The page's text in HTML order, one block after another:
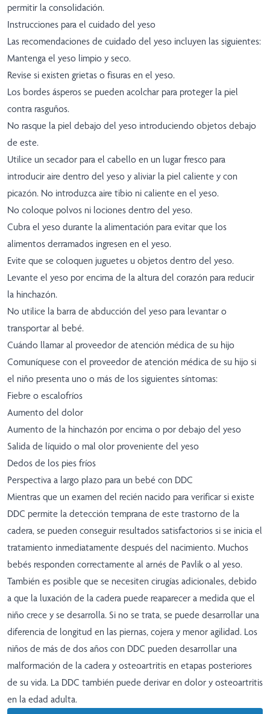
permitir la consolidación.
Instrucciones para el cuidado del yeso
Las recomendaciones de cuidado del yeso incluyen las siguientes:
Mantenga el yeso limpio y seco.
Revise si existen grietas o fisuras en el yeso.
Los bordes ásperos se pueden acolchar para proteger la piel
contra rasguños.
No rasque la piel debajo del yeso introduciendo objetos debajo
de este.
Utilice un secador para el cabello en un lugar fresco para
introducir aire dentro del yeso y aliviar la piel caliente y con
picazón. No introduzca aire tibio ni caliente en el yeso.
No coloque polvos ni lociones dentro del yeso.
Cubra el yeso durante la alimentación para evitar que los
alimentos derramados ingresen en el yeso.
Evite que se coloquen juguetes u objetos dentro del yeso.
Levante el yeso por encima de la altura del corazón para reducir
la hinchazón.
No utilice la barra de abducción del yeso para levantar o
transportar al bebé.
Cuándo llamar al proveedor de atención médica de su hijo
Comuníquese con el proveedor de atención médica de su hijo si
el niño presenta uno o más de los siguientes síntomas:
Fiebre o escalofríos
Aumento del dolor
Aumento de la hinchazón por encima o por debajo del yeso
Salida de líquido o mal olor proveniente del yeso
Dedos de los pies fríos
Perspectiva a largo plazo para un bebé con DDC
Mientras que un examen del recién nacido para verificar si existe
DDC permite la detección temprana de este trastorno de la
cadera, se pueden conseguir resultados satisfactorios si se inicia el
tratamiento inmediatamente después del nacimiento. Muchos
bebés responden correctamente al arnés de Pavlik o al yeso.
También es posible que se necesiten cirugías adicionales, debido
a que la luxación de la cadera puede reaparecer a medida que el
niño crece y se desarrolla. Si no se trata, se puede desarrollar una
diferencia de longitud en las piernas, cojera y menor agilidad. Los
niños de más de dos años con DDC pueden desarrollar una
malformación de la cadera y osteoartritis en etapas posteriores
de su vida. La DDC también puede derivar en dolor y osteoartritis
en la edad adulta.